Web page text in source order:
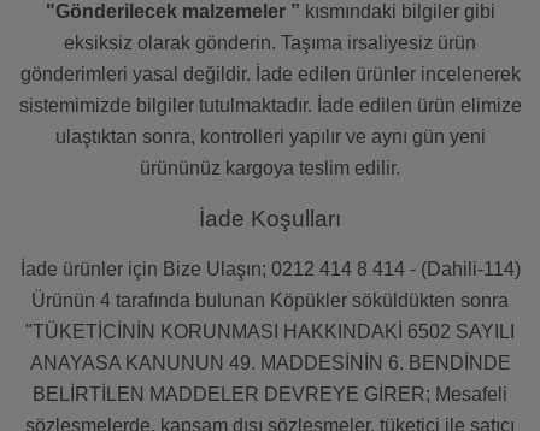
"Gönderilecek malzemeler ” kısmındaki bilgiler gibi
eksiksiz olarak gönderin. Taşıma irsaliyesiz ürün
gönderimleri yasal değildir. İade edilen ürünler incelenerek
sistemimizde bilgiler tutulmaktadır. İade edilen ürün elimize
ulaştıktan sonra, kontrolleri yapılır ve aynı gün yeni
ürününüz kargoya teslim edilir.
İade Koşulları
İade ürünler için Bize Ulaşın; 0212 414 8 414 - (Dahili-114)
Ürünün 4 tarafında bulunan Köpükler söküldükten sonra
"TÜKETİCİNİN KORUNMASI HAKKINDAKİ 6502 SAYILI
ANAYASA KANUNUN 49. MADDESİNİN 6. BENDİNDE
BELİRTİLEN MADDELER DEVREYE GİRER; Mesafeli
sözleşmelerde, kapsam dışı sözleşmeler, tüketici ile satıcı